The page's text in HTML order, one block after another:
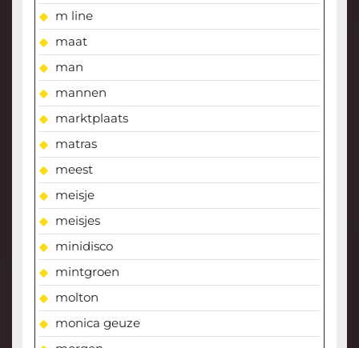
m line
maat
man
mannen
marktplaats
matras
meest
meisje
meisjes
minidisco
mintgroen
molton
monica geuze